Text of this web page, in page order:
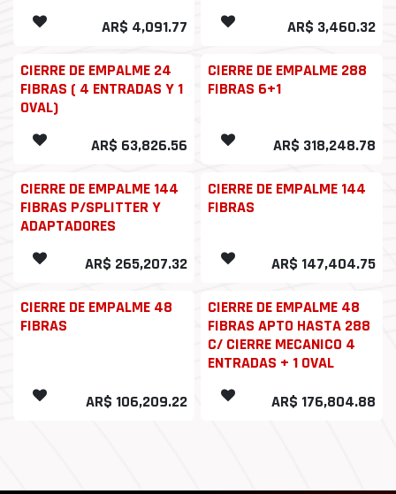
AR$ 4,091.77
AR$ 3,460.32
CIERRE DE EMPALME 24
FIBRAS ( 4 ENTRADAS Y 1
OVAL)
AR$ 63,826.56
CIERRE DE EMPALME 288
FIBRAS 6+1
AR$ 318,248.78
CIERRE DE EMPALME 144
FIBRAS P/SPLITTER Y
ADAPTADORES
AR$ 265,207.32
CIERRE DE EMPALME 144
FIBRAS
AR$ 147,404.75
CIERRE DE EMPALME 48
FIBRAS
AR$ 106,209.22
CIERRE DE EMPALME 48
FIBRAS APTO HASTA 288
C/ CIERRE MECANICO 4
ENTRADAS + 1 OVAL
AR$ 176,804.88